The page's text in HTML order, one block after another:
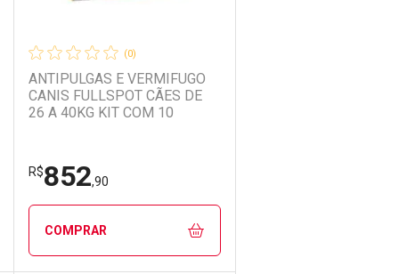
Ativar Desconto
Comprar sem Desconto
Comprar sem Desconto
(0)
ANTIPULGAS E VERMIFUGO
CANIS FULLSPOT CÃES DE
26 A 40KG KIT COM 10
R$852,90
COMPRAR